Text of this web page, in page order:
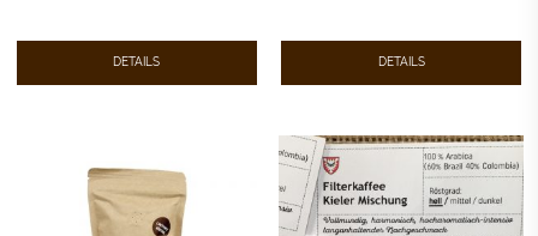
DETAILS
weist
mehrere
auf.
der
Produktseite
gewählt
werden
DETAILS
mehrere
Varianten
auf.
Die
auf
der
Produktseite
gewählt
werden